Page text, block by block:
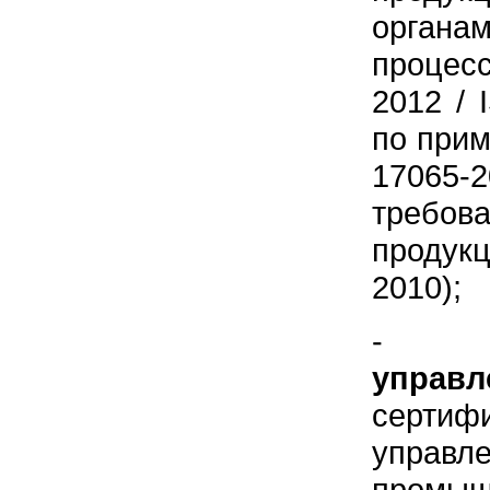
2012 /
по
2010);